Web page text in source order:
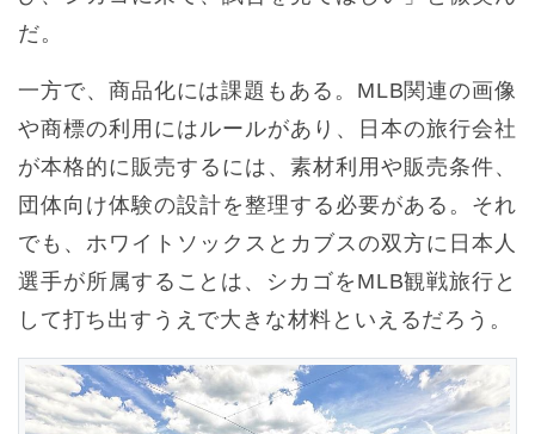
だ。
一方で、商品化には課題もある。MLB関連の画像
や商標の利用にはルールがあり、日本の旅行会社
が本格的に販売するには、素材利用や販売条件、
団体向け体験の設計を整理する必要がある。それ
でも、ホワイトソックスとカブスの双方に日本人
選手が所属することは、シカゴをMLB観戦旅行と
して打ち出すうえで大きな材料といえるだろう。